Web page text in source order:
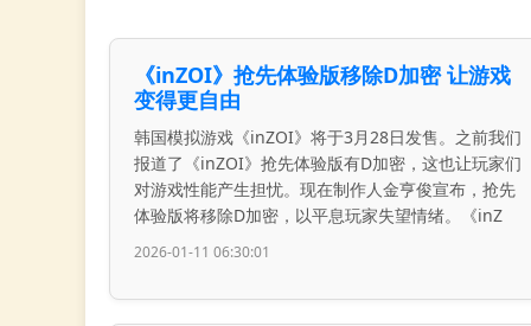
《inZOI》抢先体验版移除D加密 让游戏
变得更自由
韩国模拟游戏《inZOI》将于3月28日发售。之前我们
报道了《inZOI》抢先体验版有D加密，这也让玩家们
对游戏性能产生担忧。现在制作人金亨俊宣布，抢先
体验版将移除D加密，以平息玩家失望情绪。《inZ
2026-01-11 06:30:01